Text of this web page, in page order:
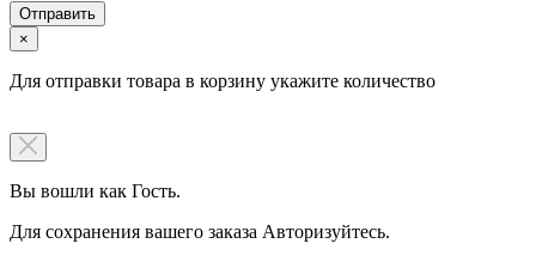
×
Для отправки товара в корзину укажите количество
Вы вошли как Гость.
Для сохранения вашего заказа Авторизуйтесь.